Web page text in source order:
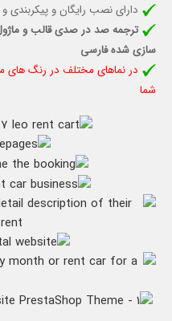
دارای نصب رایگان و پیکربندی و
ترجمه صد در صدی قالب و
سازی شده فارسی
در نماهای مختلف در رنگ های
شما